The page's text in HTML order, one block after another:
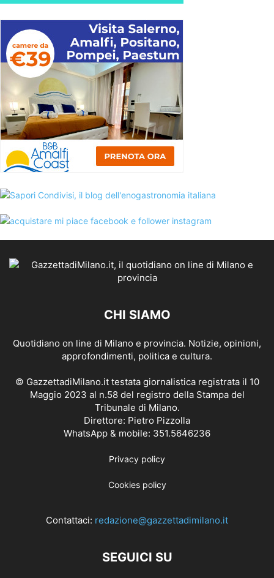
CHI SIAMO
Quotidiano on line di Milano e provincia. Notizie, opinioni,
approfondimenti, politica e cultura.
© GazzettadiMilano.it testata giornalistica registrata il 10
Maggio 2023 al n.58 del registro della Stampa del
Tribunale di Milano.
Direttore: Pietro Pizzolla
WhatsApp & mobile: 351.5646236
Privacy policy
Cookies policy
Contattaci: redazione@gazzettadimilano.it
SEGUICI SU